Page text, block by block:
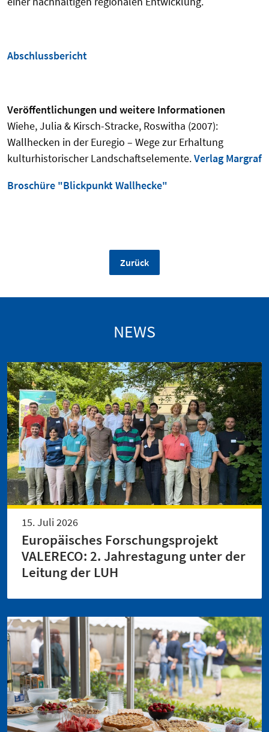
Abschlussbericht
Veröffentlichungen und weitere Informationen
Wiehe, Julia & Kirsch-Stracke, Roswitha (2007):
Wallhecken in der Euregio – Wege zur Erhaltung
kulturhistorischer Landschaftselemente.Verlag Margraf
Broschüre "Blickpunkt Wallhecke"
Zurück
NEWS
15. Juli 2026
Europäisches Forschungsprojekt
VALERECO: 2. Jahrestagung unter der
Leitung der LUH